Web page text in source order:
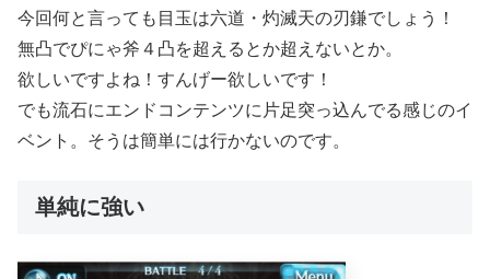
今回何と言っても目玉は六道・灼滅天の刃鎌でしょう！
無凸でぴにゃ斧４凸を超えるとか超えないとか。
欲しいですよね！すんげー欲しいです！
でも流石にエンドコンテンツに片足突っ込んでる感じのイ
ベント。そうは簡単には行かないのです。
単純に強い